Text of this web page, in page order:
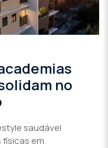
no
saudável
em